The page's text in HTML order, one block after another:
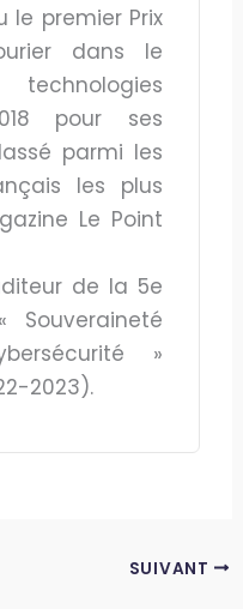
le premier Prix
dans le
pour ses
parmi les
les plus
Le Point
de la 5e
Souveraineté
»
2023).
SUIVANT